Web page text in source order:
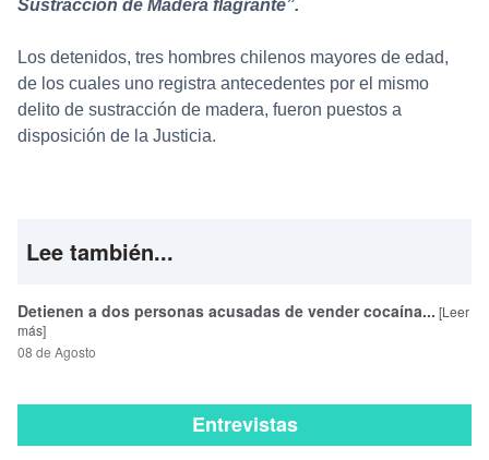
Sustracción de Madera flagrante”.
Los detenidos, tres hombres chilenos mayores de edad,
de los cuales uno registra antecedentes por el mismo
delito de sustracción de madera, fueron puestos a
disposición de la Justicia.
Lee también...
Detienen a dos personas acusadas de vender cocaína... [Leer
más]
08 de Agosto
Entrevistas